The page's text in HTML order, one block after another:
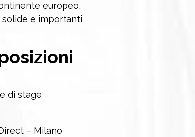
europeo,
e importanti
di stage
– Milano